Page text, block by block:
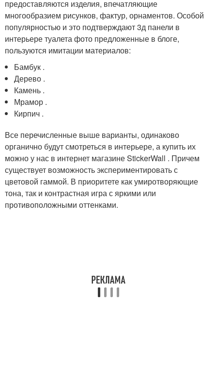
предоставляются изделия, впечатляющие
многообразием рисунков, фактур, орнаментов. Особой
популярностью и это подтверждают 3д панели в
интерьере туалета фото предложенные в блоге,
пользуются имитации материалов:
Бамбук .
Дерево .
Камень .
Мрамор .
Кирпич .
Все перечисленные выше варианты, одинаково
органично будут смотреться в интерьере, а купить их
можно у нас в интернет магазине StickerWall . Причем
существует возможность экспериментировать с
цветовой гаммой. В приоритете как умиротворяющие
тона, так и контрастная игра с яркими или
противоположными оттенками.